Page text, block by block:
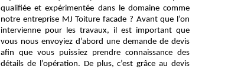
qualifiée et expérimentée dans le domaine comme
notre entreprise MJ Toiture facade ? Avant que l’on
intervienne pour les travaux, il est important que
vous nous envoyiez d’abord une demande de devis
afin que vous puissiez prendre connaissance des
détails de l’opération. De plus, c’est grâce au devis